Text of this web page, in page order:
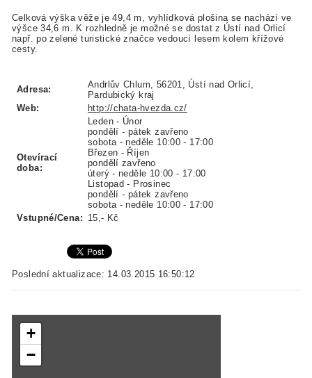
Celková výška věže je 49,4 m, vyhlídková plošina se nachází ve
výšce 34,6 m. K rozhledně je možné se dostat z Ústí nad Orlicí
např. po zelené turistické značce vedoucí lesem kolem křížové
cesty.
Adresa:
Andrlův Chlum, 56201, Ústí nad Orlicí,
Pardubický kraj
Web:
http://chata-hvezda.cz/
Otevírací
doba:
Leden - Únor
pondělí - pátek zavřeno
sobota - neděle 10:00 - 17:00
Březen - Říjen
pondělí zavřeno
úterý - neděle 10:00 - 17:00
Listopad - Prosinec
pondělí - pátek zavřeno
sobota - neděle 10:00 - 17:00
Vstupné/Cena: 15,- Kč
Poslední aktualizace: 14.03.2015 16:50:12
+
−